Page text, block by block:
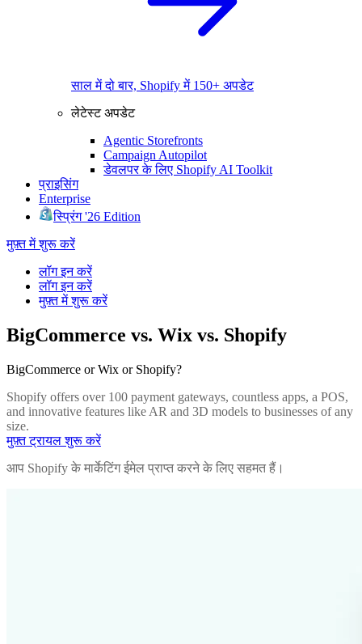
साल में दो बार, Shopify में 150+ अपडेट
लेटेस्ट अपडेट
Agentic Storefronts
Campaign Autopilot
डेवलपर के लिए Shopify AI Toolkit
प्राइसिंग
Enterprise
स्प्रिंग '26 Edition
मुफ़्त में शुरू करें
लॉग इन करें
लॉग इन करें
मुफ़्त में शुरू करें
BigCommerce vs. Wix vs. Shopify
BigCommerce or Wix or Shopify?
Shopify offers over 100 payment gateways, countless apps, a POS,
and innovative features like AR and 3D models to businesses of any
size.
मुफ़्त ट्रायल शुरू करें
आप Shopify के मार्केटिंग ईमेल प्राप्त करने के लिए सहमत हैं।